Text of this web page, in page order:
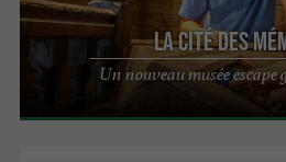
La cité des
Un nouveau musée escape